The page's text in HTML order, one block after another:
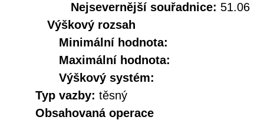
Nejsevernější souřadnice: 51.06
Výškový rozsah
Minimální hodnota:
Maximální hodnota:
Výškový systém:
Typ vazby: těsný
Obsahovaná operace